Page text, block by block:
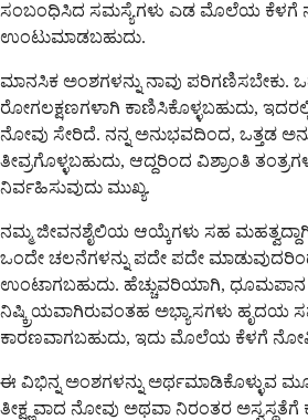
ಸಂಬಂಧಿಸಿದ ಸಮಸ್ಯೆಗಳು ಎಡ ಮೊಲೆಯ ಕೆಳಗೆ
ಉಂಟುಮಾಡಬಹುದು.
ಮಾನಸಿಕ ಅಂಶಗಳನ್ನು ನಾವು ಪರಿಗಣಿಸಬೇಕು.
ರೋಗಲಕ್ಷಣಗಳಾಗಿ ಕಾಣಿಸಿಕೊಳ್ಳಬಹುದು,
ನೋವು ಸೇರಿದೆ. ನನ್ನ ಅನುಭವದಿಂದ, ಒತ್ತಡ
ತೀವ್ರಗೊಳ್ಳಬಹುದು, ಆದ್ದರಿಂದ ವಿಶ್ರಾಂತಿ
ನಿರ್ವಹಿಸುವುದು ಮುಖ್ಯ.
ನಮ್ಮ ಜೀವನಶೈಲಿಯ ಆಯ್ಕೆಗಳು ಸಹ
ಒಂದೇ ಚಲನೆಗಳನ್ನು ಪದೇ ಪದೇ
ಉಂಟಾಗಬಹುದು. ಹೆಚ್ಚುವರಿಯಾಗಿ,
ನಿಷ್ಕ್ರಿಯವಾಗಿರುವಂತಹ ಅಭ್ಯಾಸಗಳು ಹೃದಯ
ಕಾರಣವಾಗಬಹುದು, ಇದು ಮೊಲೆಯ ಕೆಳಗೆ
ಈ ವಿಭಿನ್ನ ಅಂಶಗಳನ್ನು ಅರ್ಥಮಾಡಿಕೊಳ್ಳುವ
ತೀಕ್ಷ್ಣವಾದ ನೋವು ಅಥವಾ ನಿರಂತರ